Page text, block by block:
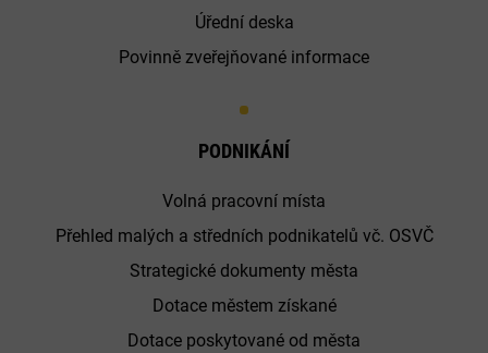
Úřední deska
Povinně zveřejňované informace
PODNIKÁNÍ
Volná pracovní místa
Přehled malých a středních podnikatelů vč. OSVČ
Strategické dokumenty města
Dotace městem získané
Dotace poskytované od města